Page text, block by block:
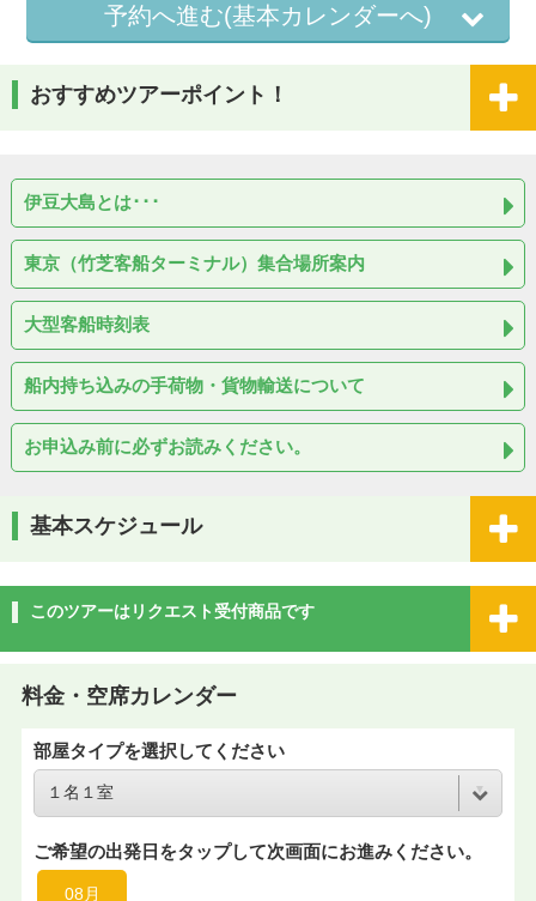
予約へ進む(基本カレンダーへ)
おすすめツアーポイント！
伊豆大島とは･･･
東京（竹芝客船ターミナル）集合場所案内
大型客船時刻表
船内持ち込みの手荷物・貨物輸送について
お申込み前に必ずお読みください。
基本スケジュール
このツアーはリクエスト受付商品です
料金・空席カレンダー
部屋タイプを選択してください
ご希望の出発日をタップして次画面にお進みください。
08月